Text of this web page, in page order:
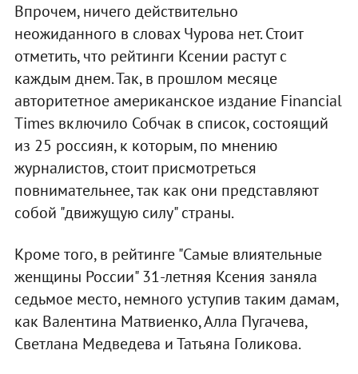
Впрочем, ничего действительно
неожиданного в словах Чурова нет. Стоит
отметить, что рейтинги Ксении растут с
каждым днем. Так, в прошлом месяце
авторитетное американское издание Financial
Times включило Собчак в список, состоящий
из 25 россиян, к которым, по мнению
журналистов, стоит присмотреться
повнимательнее, так как они представляют
собой "движущую силу" страны.
Кроме того, в рейтинге "Самые влиятельные
женщины России" 31-летняя Ксения заняла
седьмое место, немного уступив таким дамам,
как Валентина Матвиенко, Алла Пугачева,
Светлана Медведева и Татьяна Голикова.